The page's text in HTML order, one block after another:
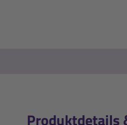
Produktdetails